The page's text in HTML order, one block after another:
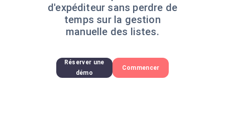
d'expéditeur sans perdre de
temps sur la gestion
manuelle des listes.
Réserver une
démo
Commencer